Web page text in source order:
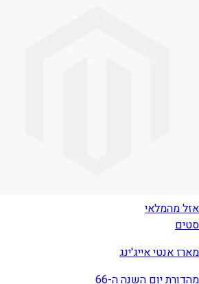
אזל מהמלאי
סטים
מארז אנטי אייג'ינג
מהדורת יום השנה ה-66